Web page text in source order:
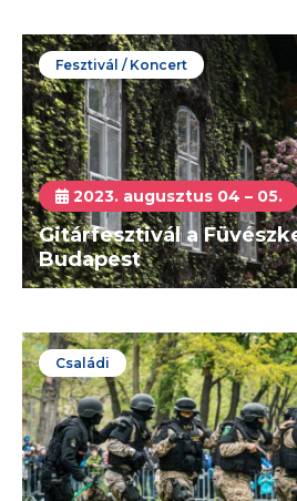
Fesztivál / Koncert
2023. augusztus 04 – 05.
Gitárfesztivál a
Budapest
Családi